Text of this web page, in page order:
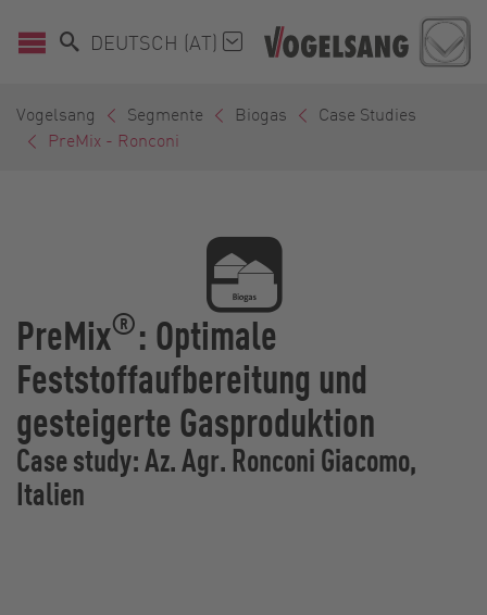
DEUTSCH (AT)
Vogelsang Segmente Biogas
Case Studies
PreMix - Ronconi
PreMix®: Optimale
Feststoffaufbereitung und
gesteigerte Gasproduktion
Case study: Az. Agr. Ronconi Giacomo,
Italien